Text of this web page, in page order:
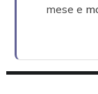
mese e